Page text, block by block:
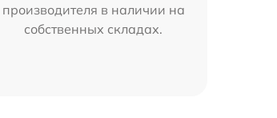
производителя в наличии на
собственных складах.